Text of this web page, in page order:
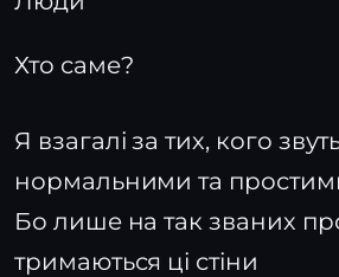
Хто саме?
Я взагалі за тих, кого
нормальними та
Бо лише на так званих
тримаються ці стіни